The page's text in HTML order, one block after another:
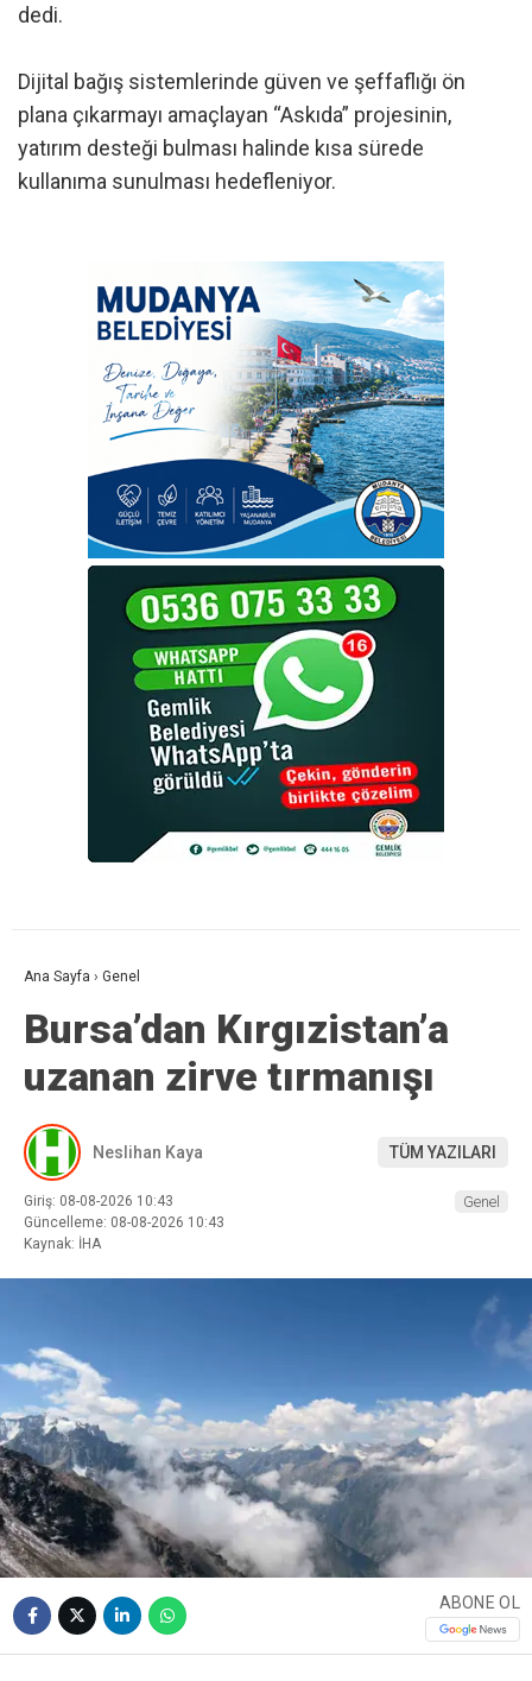
dedi.
Dijital bağış sistemlerinde güven ve şeffaflığı ön
plana çıkarmayı amaçlayan “Askıda” projesinin,
yatırım desteği bulması halinde kısa sürede
kullanıma sunulması hedefleniyor.
Ana Sayfa › Genel
Bursa’dan Kırgızistan’a
uzanan zirve tırmanışı
Neslihan Kaya TÜM YAZILARI
Giriş: 08-08-2026 10:43
Güncelleme: 08-08-2026 10:43
Kaynak: İHA
Genel
ABONE OL